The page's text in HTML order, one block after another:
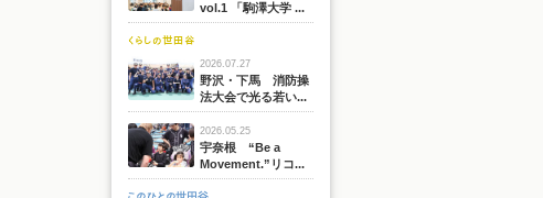
vol.1 「駒澤大学 ...
2026.07.27
野沢・下馬 消防操
法大会で光る若い...
2026.05.25
宇奈根 “Be a
Movement.”リコ...